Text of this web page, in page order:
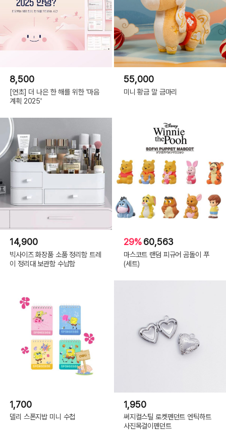
8,500
[연초] 더 나은 한 해를 위한 '마음
계획 2025'
55,000
미니 황금 말 금마리
14,900
빅사이즈 화장품 소품 정리함 트레
이 정리대 보관함 수납함
29%60,563
마스코트 랜덤 피규어 곰돌이 푸
(세트)
1,700
델리 스폰지밥 미니 수첩
1,950
써지컬스틸 로켓펜던트 엔틱하트
사진목걸이펜던트